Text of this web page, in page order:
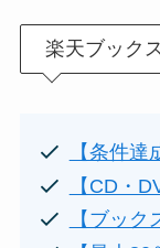
楽天ブック
【条件
【CD・
【ブッ